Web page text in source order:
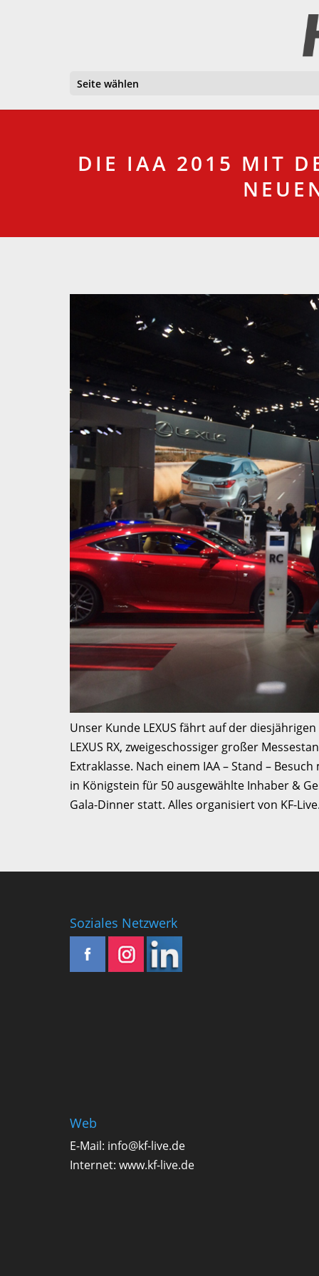
Seite wählen
DIE IAA 2015 MIT
Unser Kunde LEXUS fährt auf der
LEXUS RX, zweigeschossiger großer
Extraklasse. Nach einem IAA – Stand –
in Königstein für 50 ausgewählte Inhaber &
Gala-Dinner statt. Alles organisiert von KF-
Soziales Netzwerk
Web
E-Mail: info@kf-live.de
Internet: www.kf-live.de